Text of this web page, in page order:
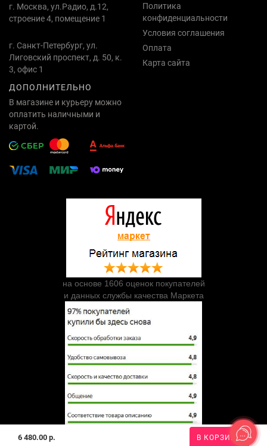
6 480.00 р. В КОРЗИНУ
г. Москва, ул.Радио, д.12,
строение 4, помещение 1
г. Санкт-Петербург, ул.
Лиговский проспект, д. 50, к.
3, офис 1
Политика
конфиденциальности
Условия соглашения
Оплата
Карта сайта
ДОПОЛНИТЕЛЬНО
В магазине и курьеру можно
оплатить наличными и
картой.
на основе 1606 оценок покупателей
и данных службы качества Маркета